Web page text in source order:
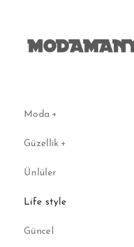
Moda
Güzellik
Ünlüler
Life style
Güncel